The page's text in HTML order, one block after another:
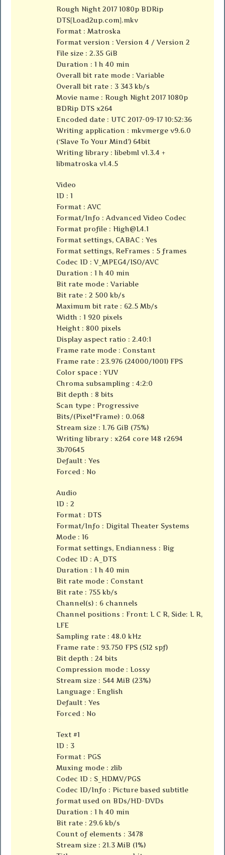
Rough Night 2017 1080p BDRip
DTS[Load2up.com].mkv
Format : Matroska
Format version : Version 4 / Version 2
File size : 2.35 GiB
Duration : 1 h 40 min
Overall bit rate mode : Variable
Overall bit rate : 3 343 kb/s
Movie name : Rough Night 2017 1080p
BDRip DTS x264
Encoded date : UTC 2017-09-17 10:52:36
Writing application : mkvmerge v9.6.0
(‘Slave To Your Mind’) 64bit
Writing library : libebml v1.3.4 +
libmatroska v1.4.5
Video
ID : 1
Format : AVC
Format/Info : Advanced Video Codec
Format profile :High@L4.1
Format settings, CABAC : Yes
Format settings, ReFrames : 5 frames
Codec ID : V_MPEG4/ISO/AVC
Duration : 1 h 40 min
Bit rate mode : Variable
Bit rate : 2 500 kb/s
Maximum bit rate : 62.5 Mb/s
Width : 1 920 pixels
Height : 800 pixels
Display aspect ratio : 2.40:1
Frame rate mode : Constant
Frame rate : 23.976 (24000/1001) FPS
Color space : YUV
Chroma subsampling : 4:2:0
Bit depth : 8 bits
Scan type : Progressive
Bits/(Pixel*Frame) : 0.068
Stream size : 1.76 GiB (75%)
Writing library : x264 core 148 r2694
3b70645
Default : Yes
Forced : No
Audio
ID : 2
Format : DTS
Format/Info : Digital Theater Systems
Mode : 16
Format settings, Endianness : Big
Codec ID : A_DTS
Duration : 1 h 40 min
Bit rate mode : Constant
Bit rate : 755 kb/s
Channel(s) : 6 channels
Channel positions : Front: L C R, Side: L R,
LFE
Sampling rate : 48.0 kHz
Frame rate : 93.750 FPS (512 spf)
Bit depth : 24 bits
Compression mode : Lossy
Stream size : 544 MiB (23%)
Language : English
Default : Yes
Forced : No
Text #1
ID : 3
Format : PGS
Muxing mode : zlib
Codec ID : S_HDMV/PGS
Codec ID/Info : Picture based subtitle
format used on BDs/HD-DVDs
Duration : 1 h 40 min
Bit rate : 29.6 kb/s
Count of elements : 3478
Stream size : 21.3 MiB (1%)